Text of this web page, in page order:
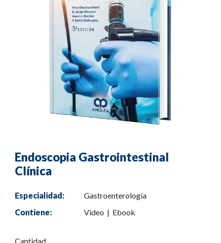
Endoscopia Gastrointestinal
Clínica
Especialidad:
Gastroenterología
Contiene:
Video | Ebook
Cantidad